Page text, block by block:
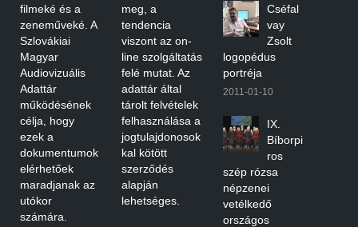
filmeké és a
zeneműveké. A
Szlovákiai
Magyar
Audiovizuális
Adattár
működésének
célja, hogy
ezek a
dokumentumok
elérhetőek
maradjanak az
utókor
számára.
meg, a
tendencia
viszont az on-
line szolgáltatás
felé mutat. Az
adattár által
tárolt felvételek
felhasználása a
jogtulajdonosok
kal kötött
szerződés
alapján
lehetséges.
Cséfal
vay
Zsolt
logopédus
portréja
2011-01-10
IX.
Bíborpi
ros
szép rózsa
népzenei
vetélkedő
országos